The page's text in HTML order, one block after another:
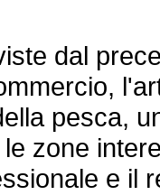
dal
pesca,
zone
e il